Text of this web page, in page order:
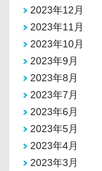
2023年12月
2023年11月
2023年10月
2023年9月
2023年8月
2023年7月
2023年6月
2023年5月
2023年4月
2023年3月